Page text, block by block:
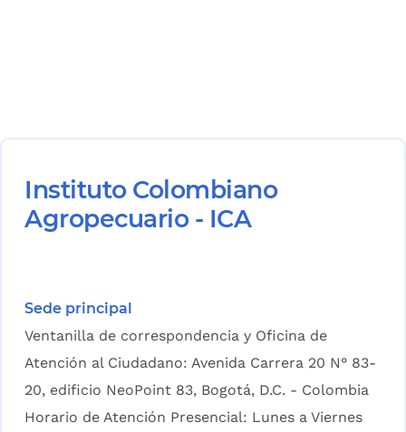
Instituto Colombiano
Agropecuario - ICA
Sede principal
Ventanilla de correspondencia y Oficina de
Atención al Ciudadano: Avenida Carrera 20 N° 83-
20, edificio NeoPoint 83, Bogotá, D.C. - Colombia
Horario de Atención Presencial: Lunes a Viernes